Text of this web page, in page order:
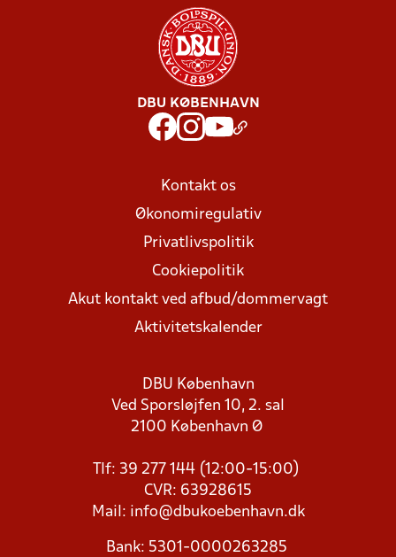
DBU KØBENHAVN
Kontakt os
Økonomiregulativ
Privatlivspolitik
Cookiepolitik
Akut kontakt ved afbud/dommervagt
Aktivitetskalender
DBU København
Ved Sporsløjfen 10, 2. sal
2100 København Ø
Tlf: 39 277 144 (12:00-15:00)
CVR: 63928615
Mail: info@dbukoebenhavn.dk
Bank: 5301-0000263285